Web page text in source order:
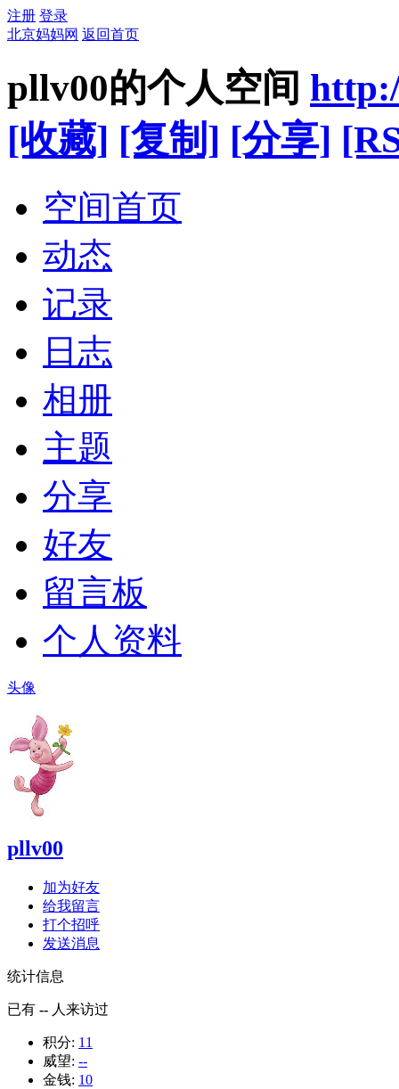
注册 登录
北京妈妈网 返回首页
pllv00的个人空间
[收藏] [复制] [分享]
空间首页
动态
记录
日志
相册
主题
分享
好友
留言板
个人资料
头像
pllv00
加为好友
给我留言
打个招呼
发送消息
统计信息
已有 -- 人来访过
积分: 11
威望: --
金钱: 10